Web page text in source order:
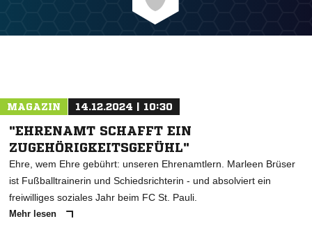
MAGAZIN 14.12.2024 | 10:30
"EHRENAMT SCHAFFT EIN
ZUGEHÖRIGKEITSGEFÜHL"
Ehre, wem Ehre gebührt: unseren Ehrenamtlern. Marleen Brüser
ist Fußballtrainerin und Schiedsrichterin - und absolviert ein
freiwilliges soziales Jahr beim FC St. Pauli.
Mehr lesen